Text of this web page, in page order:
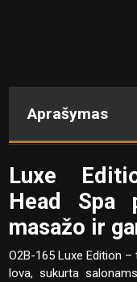
Aprašymas
Luxe
Head Spa
masažo ir
O2B-165 Luxe Edition
lova, sukurta